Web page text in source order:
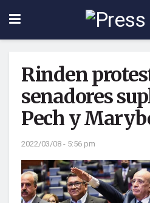
Rinden
senadores
Pech y
2022/03/08 - 5:56 pm